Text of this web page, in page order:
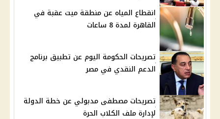
انقطاع المياه عن منطقة ميت عقبة في
القاهرة لمدة 8 ساعات
تصريحات الحكومة اليوم عن تطبيق برنامج
الدعم النقدي في مصر
تصريحات مصطفى مدبولي عن خطة الدولة
لإدارة ملف الكلاب الحرة